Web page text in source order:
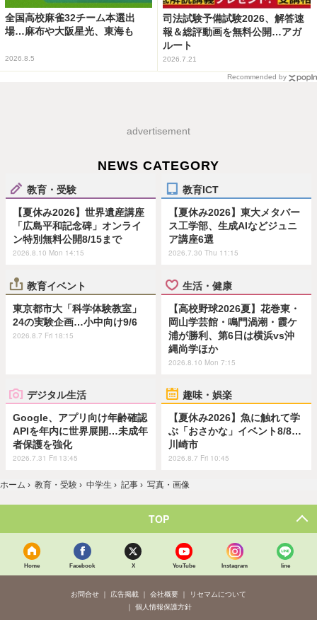
全国高校麻雀32チーム本選出
場…麻布や大阪星光、東海も
2026.8.5
司法試験予備試験2026、解答速
報＆総評動画を無料公開…アガ
ルート
2026.7.21
Recommended by
advertisement
NEWS CATEGORY
教育・受験
【夏休み2026】世界遺産講座
「広島平和記念碑」オンライ
ン特別無料公開8/15まで
2026.8.10 Mon 14:15
教育ICT
【夏休み2026】東大メタバー
ス工学部、生成AIなどジュニ
ア講座6選
2026.7.30 Thu 11:15
教育イベント
東京都市大「科学体験教室」
24の実験企画…小中向け9/6
2026.8.7 Fri 18:15
生活・健康
【高校野球2026夏】花巻東・
岡山学芸館・鳴門渦潮・霞ケ
浦が勝利、第6日は横浜vs沖
縄尚学ほか
2026.8.10 Mon 7:15
デジタル生活
Google、アプリ向け年齢確認
APIを年内に世界展開…未成年
者保護を強化
2026.7.31 Fri 13:45
趣味・娯楽
【夏休み2026】魚に触れて学
ぶ「おさかな」イベント8/8…
川崎市
2026.8.7 Fri 10:45
ホーム › 教育・受験 › 中学生 › 記事 › 写真・画像
TOP
Home Facebook X YouTube Instagram line
お問合せ 広告掲載 会社概要
リセマムについて
個人情報保護方針